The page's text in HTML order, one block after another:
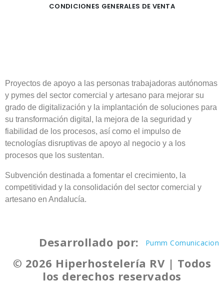
CONDICIONES GENERALES DE VENTA
Proyectos de apoyo a las personas trabajadoras autónomas
y pymes del sector comercial y artesano para mejorar su
grado de digitalización y la implantación de soluciones para
su transformación digital, la mejora de la seguridad y
fiabilidad de los procesos, así como el impulso de
tecnologías disruptivas de apoyo al negocio y a los
procesos que los sustentan.
Subvención destinada a fomentar el crecimiento, la
competitividad y la consolidación del sector comercial y
artesano en Andalucía.
Desarrollado por: Pumm Comunicacion
© 2026 Hiperhostelería RV | Todos
los derechos reservados